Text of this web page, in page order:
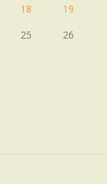
18
19
25
26